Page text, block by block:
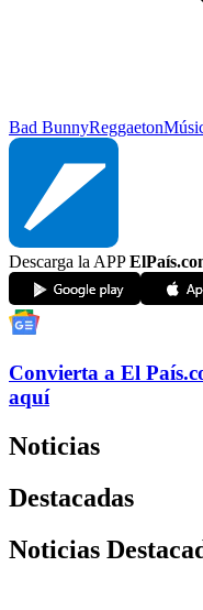
Bad BunnyReggaeton
Descarga la APP
Convierta a El País
aquí
Noticias
Destacadas
Noticias